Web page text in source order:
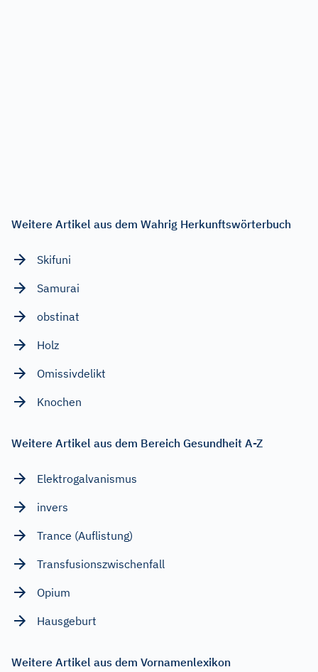
Weitere Artikel aus dem Wahrig Herkunftswörterbuch
Skifuni
Samurai
obstinat
Holz
Omissivdelikt
Knochen
Weitere Artikel aus dem Bereich Gesundheit A-Z
Elektrogalvanismus
invers
Trance (Auflistung)
Transfusionszwischenfall
Opium
Hausgeburt
Weitere Artikel aus dem Vornamenlexikon